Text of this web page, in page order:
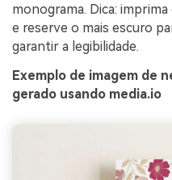
monograma. Dica:
e reserve o mais escuro
garantir a legibilidade.
Exemplo de imagem de
gerado usando media.io